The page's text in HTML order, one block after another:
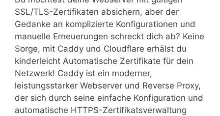
SSL/TLS-Zertifikaten absichern, aber der
Gedanke an komplizierte Konfigurationen und
manuelle Erneuerungen schreckt dich ab? Keine
Sorge, mit Caddy und Cloudflare erhälst du
kinderleicht Automatische Zertifikate für dein
Netzwerk! Caddy ist ein moderner,
leistungsstarker Webserver und Reverse Proxy,
der sich durch seine einfache Konfiguration und
automatische HTTPS-Zertifikatsverwaltung